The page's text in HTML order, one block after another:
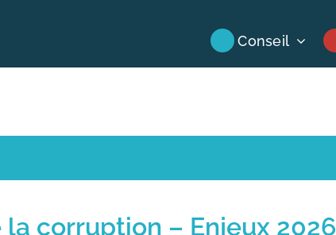
Conseil
corruption – Enjeux 2026